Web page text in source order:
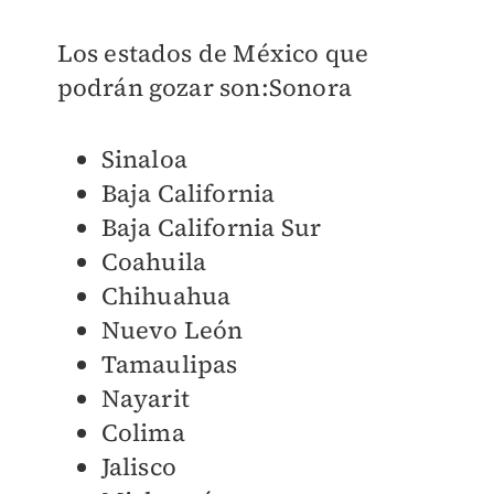
Los estados de México que
podrán gozar son:Sonora
Sinaloa
Baja California
Baja California Sur
Coahuila
Chihuahua
Nuevo León
Tamaulipas
Nayarit
Colima
Jalisco